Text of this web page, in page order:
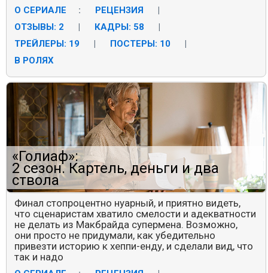
О СЕРИАЛЕ : РЕЦЕНЗИЯ
|
ОТЗЫВЫ: 2
| КАДРЫ: 58
|
ТРЕЙЛЕРЫ: 19
| ПОСТЕРЫ: 10
|
В РОЛЯХ
«Голиаф»:
2 сезон. Картель, деньги и два
ствола
Финал стопроцентно нуарный, и приятно видеть,
что сценаристам хватило смелости и адекватности
не делать из Макбрайда супермена. Возможно,
они просто не придумали, как убедительно
привезти историю к хеппи-енду, и сделали вид, что
так и надо